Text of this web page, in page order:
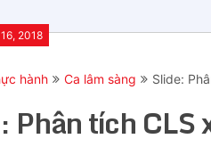
2018
hành Ca lâm sàng Slide:
Phân tích CLS